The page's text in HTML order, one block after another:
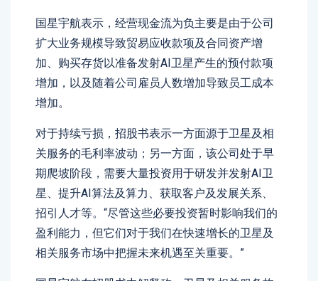
国星宇航表示，经营现金流为负主要是由于公司
扩大业务规模导致贸易应收款项及合同资产增
加、购买存货以准备发射AI卫星产生的预付款项
增加，以及随着公司雇员人数增加导致员工成本
增加。
对于持续亏损，招股书表示一方面源于卫星及相
关服务的毛利率波动；另一方面，该公司处于早
期爬坡阶段，需要大量投资用于研发并发射AI卫
星、提升AI算法及算力、获取客户及发展关系、
招引人才等。“尽管这些必要投资暂时影响我们的
盈利能力，但它们对于我们在快速增长的卫星及
相关服务市场中把握未来机遇至关重要。”